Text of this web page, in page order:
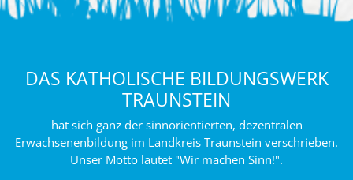
DAS KATHOLISCHE BILDUNGSWERK
TRAUNSTEIN
hat sich ganz der sinnorientierten, dezentralen
Erwachsenenbildung im Landkreis Traunstein verschrieben.
Unser Motto lautet "Wir machen Sinn!".